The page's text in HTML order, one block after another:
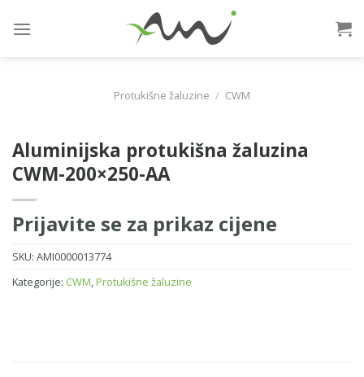
Protukišne žaluzine / CWM
Aluminijska protukišna žaluzina
CWM-200×250-AA
Prijavite se za prikaz cijene
SKU: AMI0000013774
Kategorije: CWM, Protukišne žaluzine